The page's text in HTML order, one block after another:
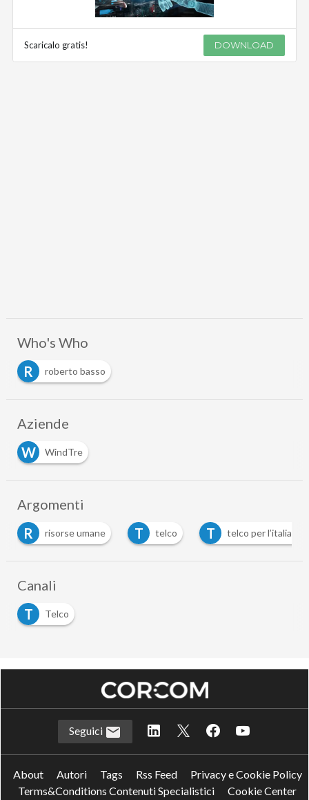
Scaricalo gratis! DOWNLOAD
Who's Who
R
roberto basso
Aziende
W
WindTre
Argomenti
R
risorse umane T telco T telco per l’italia
Canali
T
Telco
Seguici
About Autori Tags Rss Feed
Privacy e Cookie Policy
Terms&Conditions Contenuti Specialistici
Cookie Center